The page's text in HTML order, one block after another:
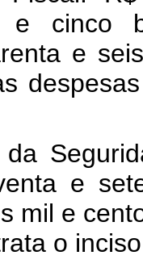
cinco
e
e
mil e
o